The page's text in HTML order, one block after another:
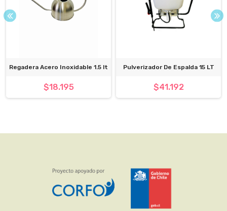
Regadera Acero Inoxidable 1.5 lt
$18.195
Pulverizador De Espalda 15 LT
$41.192